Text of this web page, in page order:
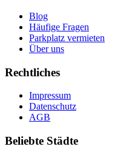
Blog
Häufige Fragen
Parkplatz vermieten
Über uns
Rechtliches
Impressum
Datenschutz
AGB
Beliebte Städte